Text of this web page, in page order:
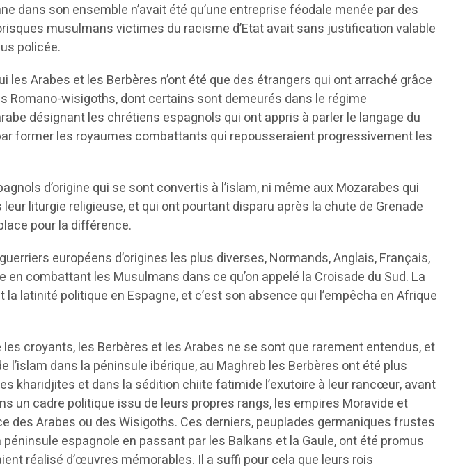
dans son ensemble n’avait été qu’une entreprise féodale menée par des
musulmans victimes du racisme d’Etat avait sans justification valable
policée.
Arabes et les Berbères n’ont été que des étrangers qui ont arraché grâce
Romano-wisigoths, dont certains sont demeurés dans le régime
désignant les chrétiens espagnols qui ont appris à parler le langage du
former les royaumes combattants qui repousseraient progressivement les
d’origine qui se sont convertis à l’islam, ni même aux Mozarabes qui
liturgie religieuse, et qui ont pourtant disparu après la chute de Grenade
pour la différence.
européens d’origines les plus diverses, Normands, Anglais, Français,
combattant les Musulmans dans ce qu’on appelé la Croisade du Sud. La
latinité politique en Espagne, et c’est son absence qui l’empêcha en Afrique
croyants, les Berbères et les Arabes ne se sont que rarement entendus, et
dans la péninsule ibérique, au Maghreb les Berbères ont été plus
kharidjites et dans la sédition chiite fatimide l’exutoire à leur rancœur, avant
un cadre politique issu de leurs propres rangs, les empires Moravide et
des Arabes ou des Wisigoths. Ces derniers, peuplades germaniques frustes
espagnole en passant par les Balkans et la Gaule, ont été promus
réalisé d’œuvres mémorables. Il a suffi pour cela que leurs rois